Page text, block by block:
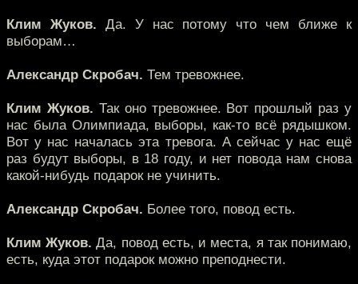
Клим Жуков. Да. У нас потому что чем ближе к
выборам…
Александр Скробач. Тем тревожнее.
Клим Жуков. Так оно тревожнее. Вот прошлый раз у
нас была Олимпиада, выборы, как-то всё рядышком.
Вот у нас началась эта тревога. А сейчас у нас ещё
раз будут выборы, в 18 году, и нет повода нам снова
какой-нибудь подарок не учинить.
Александр Скробач. Более того, повод есть.
Клим Жуков. Да, повод есть, и места, я так понимаю,
есть, куда этот подарок можно преподнести.